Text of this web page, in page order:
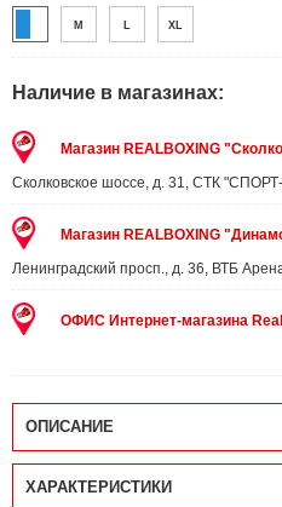
M L XL
Наличие в магазинах:
Магазин REALBOXING
Сколковское шоссе, д. 31, СТК
Магазин REALBOXING
Ленинградский просп., д. 36, ВТБ
ОФИС Интернет-магазина
ОПИСАНИЕ
ХАРАКТЕРИСТИКИ